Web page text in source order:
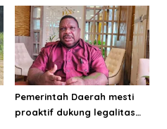
Bintuni
Pemerintah Daerah mesti
proaktif dukung legalitas